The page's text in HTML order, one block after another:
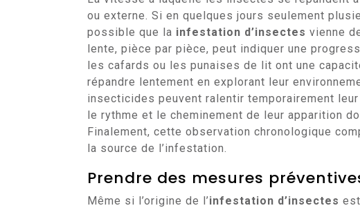
ou externe. Si en quelques jours seulement
possible que la infestation d’insectes vienne
lente, pièce par pièce, peut indiquer une
les cafards ou les punaises de lit ont une
répandre lentement en explorant leur
insecticides peuvent ralentir temporairement
le rythme et le cheminement de leur apparition
Finalement, cette observation chronologique
la source de l’infestation.
Prendre des mesures
Même si l’origine de l’infestation d’insectes